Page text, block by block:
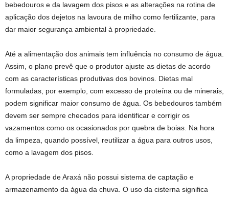
bebedouros e da lavagem dos pisos e as alterações na rotina de
aplicação dos dejetos na lavoura de milho como fertilizante, para
dar maior segurança ambiental à propriedade.
Até a alimentação dos animais tem influência no consumo de água.
Assim, o plano prevê que o produtor ajuste as dietas de acordo
com as características produtivas dos bovinos. Dietas mal
formuladas, por exemplo, com excesso de proteína ou de minerais,
podem significar maior consumo de água. Os bebedouros também
devem ser sempre checados para identificar e corrigir os
vazamentos como os ocasionados por quebra de boias. Na hora
da limpeza, quando possível, reutilizar a água para outros usos,
como a lavagem dos pisos.
A propriedade de Araxá não possui sistema de captação e
armazenamento da água da chuva. O uso da cisterna significa